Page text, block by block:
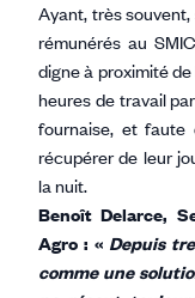
Ayant, très
rémunérés au
digne à proximité de
heures de travail
fournaise, et faute
récupérer de leur
la nuit.
Benoît Delarce,
Agro : « Depuis
comme une